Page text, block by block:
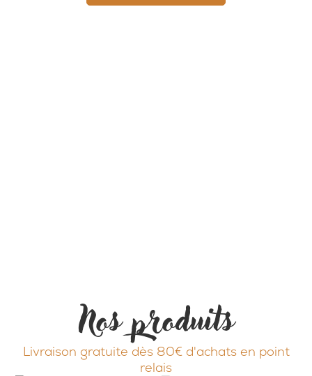
Nos produits
Livraison gratuite dès 80€ d'achats en point
relais